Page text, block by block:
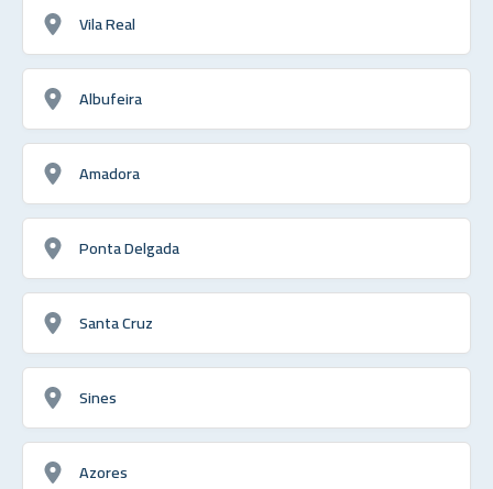
Vila Real
Albufeira
Amadora
Ponta Delgada
Santa Cruz
Sines
Azores